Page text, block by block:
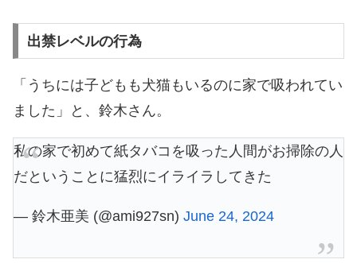
出禁レベルの行為
「うちには子どもも犬猫もいるのに家で吸われてい
ました」と、鈴木さん。
私の家で初めて紙タバコを吸った人間がお掃除の人
だということに猛烈にイライラしてきた
— 鈴木亜美 (@ami927sn) June 24, 2024